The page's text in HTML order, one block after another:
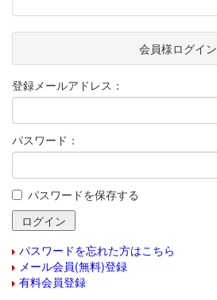
会員様ログイン
登録メールアドレス：
パスワード：
パスワードを保存する
パスワードを忘れた方はこちら
メール会員(無料)登録
有料会員登録